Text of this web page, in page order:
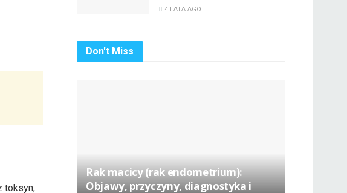
toksyn,
4 LATA AGO
Don't Miss
Rak macicy (rak endometrium):
Objawy, przyczyny, diagnostyka i